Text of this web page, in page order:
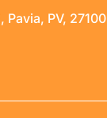
Pavia, PV, 27100